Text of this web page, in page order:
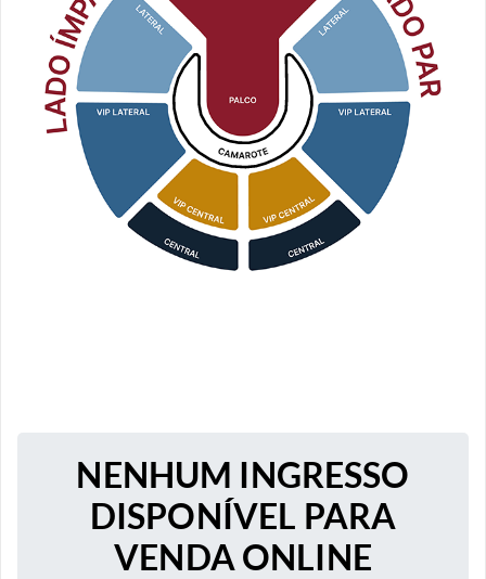
NENHUM INGRESSO
DISPONÍVEL PARA
VENDA ONLINE